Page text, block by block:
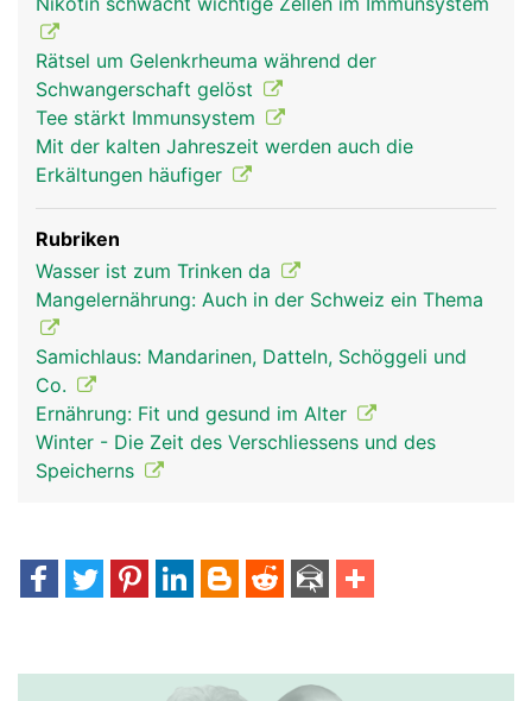
lymphatische System) ist ein Teil des
Immunsystems: Dazu gehören die Lymphgefässe
mit den Lymphknoten, die Milz, die Thymusdrüse,
die Mandeln und das Lymphgewebe des
Dünndarms. In den Lymphknoten werden die in der
Lymphe mitgeschleppten Krankheitserreger und
der spezifischen Abwehr. Milz, Thymusdrüse und
Mandeln sind für Entwicklung und Vermehrung der
Abwehrzellen zuständig. Als eine Art
"Abwehrpolizei" patrouillieren die Lymphozyten
(Abwehrzellen) ständig durch das Blut- und
Lymphsystem. Der Lymphfluss sorgt unter
anderem dafür, dass sich die Abwehrzellen
schnellstmöglich an ihren Einsatzort sammeln.
Dies erklärt, warum die Mandeln oder die
Rätsel um Gelenkrheuma während der
Schwangerschaft gelöst
Tee stärkt Immunsystem
Mit der kalten Jahreszeit werden auch die
Erkältungen häufiger
Rubriken
Wasser ist zum Trinken da
Mangelernährung: Auch in der Schweiz ein Thema
Samichlaus: Mandarinen, Datteln, Schöggeli und
Co.
Ernährung: Fit und gesund im Alter
Winter - Die Zeit des Verschliessens und des
Speicherns